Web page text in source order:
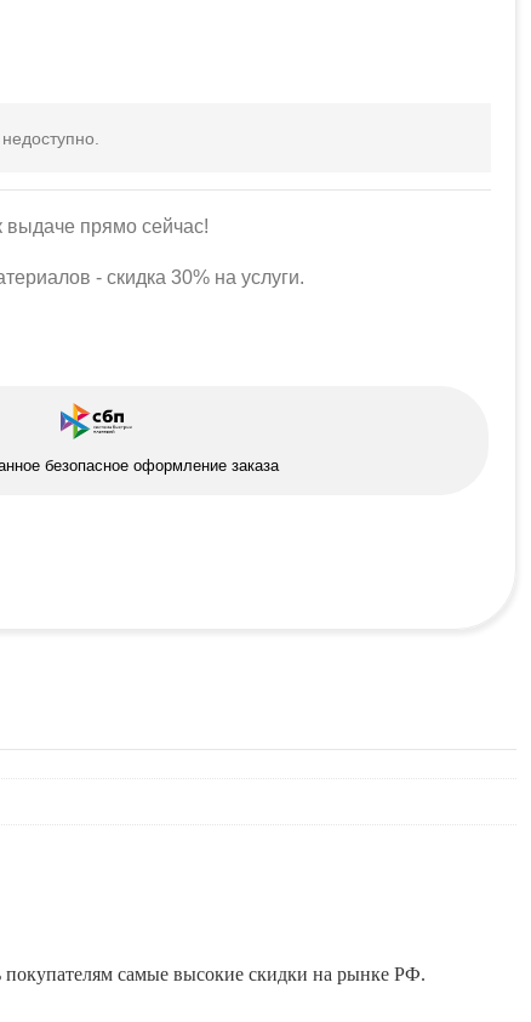
выдаче прямо сейчас!
- скидка 30% на услуги.
безопасное оформление заказа
покупателям самые высокие скидки на рынке РФ.